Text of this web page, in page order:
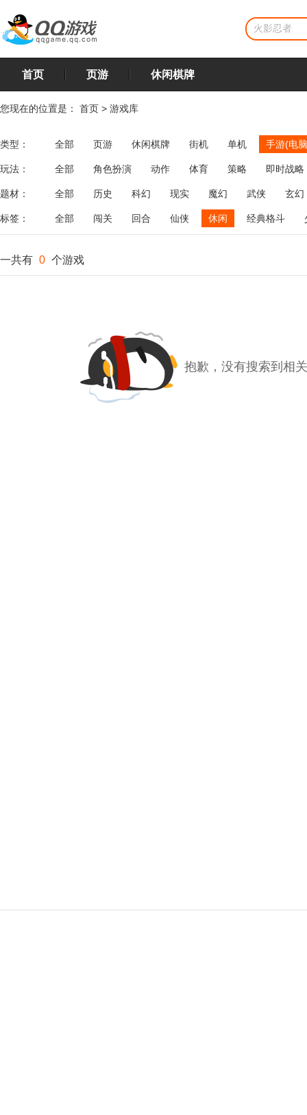
首页 页游 休闲棋牌
您现在的位置是： 首页 > 游戏库
类型： 全部 页游 休闲棋牌 街机 单机 手游(电
玩法： 全部 角色扮演 动作 体育 策略
即时战略
飞行
恋爱 第三人称射击 棋类 牌类 麻将
题材： 全部 历史 科幻 现实 魔幻 武侠 玄幻
标签： 全部 闯关 回合 仙侠 休闲 经典格斗
一共有 0 个游戏
抱歉，没有搜索到相